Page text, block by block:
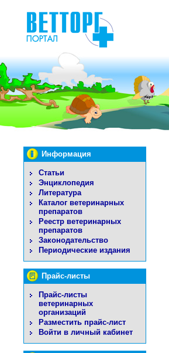
Информация
Статьи
Энциклопедия
Литература
Каталог ветеринарных
препаратов
Реестр ветеринарных
препаратов
Законодательство
Периодические издания
Прайс-листы
Прайс-листы
ветеринарных
организаций
Разместить прайс-лист
Войти в личный кабинет